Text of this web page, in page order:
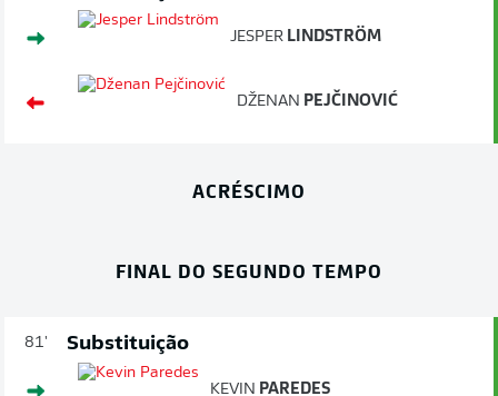
JESPER LINDSTRÖM
DŽENAN PEJČINOVIĆ
ACRÉSCIMO
FINAL DO SEGUNDO TEMPO
81' Substituição
KEVIN PAREDES